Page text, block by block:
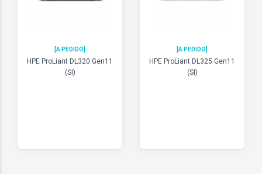
[A PEDIDO]
HPE ProLiant DL320 Gen11
(SI)
[A PEDIDO]
HPE ProLiant DL325 Gen11
(SI)